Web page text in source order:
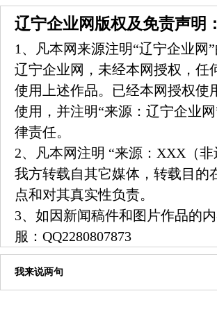
辽宁企业网版权及免责声明：
1、凡本网来源注明“辽宁企业网
辽宁企业网，未经本网授权，任
使用上述作品。已经本网授权使
使用，并注明“来源：辽宁企业
律责任。
2、凡本网注明 “来源：XXX（
我方转载自其它媒体，转载目的
点和对其真实性负责。
3、如因新闻稿件和图片作品的
服： QQ2280807873
我来说两句